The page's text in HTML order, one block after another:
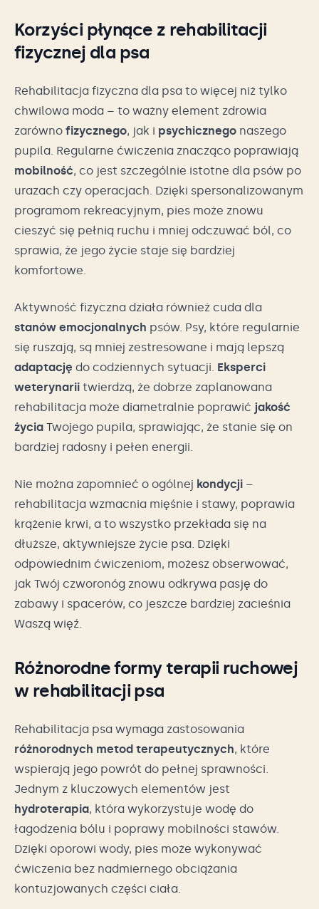
Korzyści płynące z rehabilitacji
fizycznej dla psa
Rehabilitacja fizyczna dla psa to więcej niż tylko
chwilowa moda – to ważny element zdrowia
zarówno fizycznego, jak i psychicznego naszego
pupila. Regularne ćwiczenia znacząco poprawiają
mobilność, co jest szczególnie istotne dla psów po
urazach czy operacjach. Dzięki spersonalizowanym
programom rekreacyjnym, pies może znowu
cieszyć się pełnią ruchu i mniej odczuwać ból, co
sprawia, że jego życie staje się bardziej
komfortowe.
Aktywność fizyczna działa również cuda dla
stanów emocjonalnych psów. Psy, które regularnie
się ruszają, są mniej zestresowane i mają lepszą
adaptację do codziennych sytuacji. Eksperci
weterynarii twierdzą, że dobrze zaplanowana
rehabilitacja może diametralnie poprawić jakość
życia Twojego pupila, sprawiając, że stanie się on
bardziej radosny i pełen energii.
Nie można zapomnieć o ogólnej kondycji –
rehabilitacja wzmacnia mięśnie i stawy, poprawia
krążenie krwi, a to wszystko przekłada się na
dłuższe, aktywniejsze życie psa. Dzięki
odpowiednim ćwiczeniom, możesz obserwować,
jak Twój czworonóg znowu odkrywa pasję do
zabawy i spacerów, co jeszcze bardziej zacieśnia
Waszą więź.
Różnorodne formy terapii ruchowej
w rehabilitacji psa
Rehabilitacja psa wymaga zastosowania
różnorodnych metod terapeutycznych, które
wspierają jego powrót do pełnej sprawności.
Jednym z kluczowych elementów jest
hydroterapia, która wykorzystuje wodę do
łagodzenia bólu i poprawy mobilności stawów.
Dzięki oporowi wody, pies może wykonywać
ćwiczenia bez nadmiernego obciążania
kontuzjowanych części ciała.